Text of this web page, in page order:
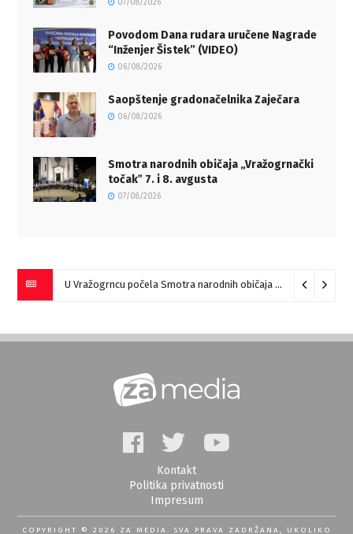
07/08/2026
Povodom Dana rudara uručene Nagrade
“Inženjer Šistek” (VIDEO)
06/08/2026
Saopštenje gradonačelnika Zaječara
06/08/2026
Smotra narodnih običaja „Vražogrnački
točakˮ 7. i 8. avgusta
07/08/2026
U Vražogrncu počela Smotra narodnih običaja „Vražogrnački točak“
Kontakt
Politika privatnosti
Impresum
COPYRIGHT © 2026 ZA MEDIA. SVA PRAVA ZADRŽANA, UKOLIKO